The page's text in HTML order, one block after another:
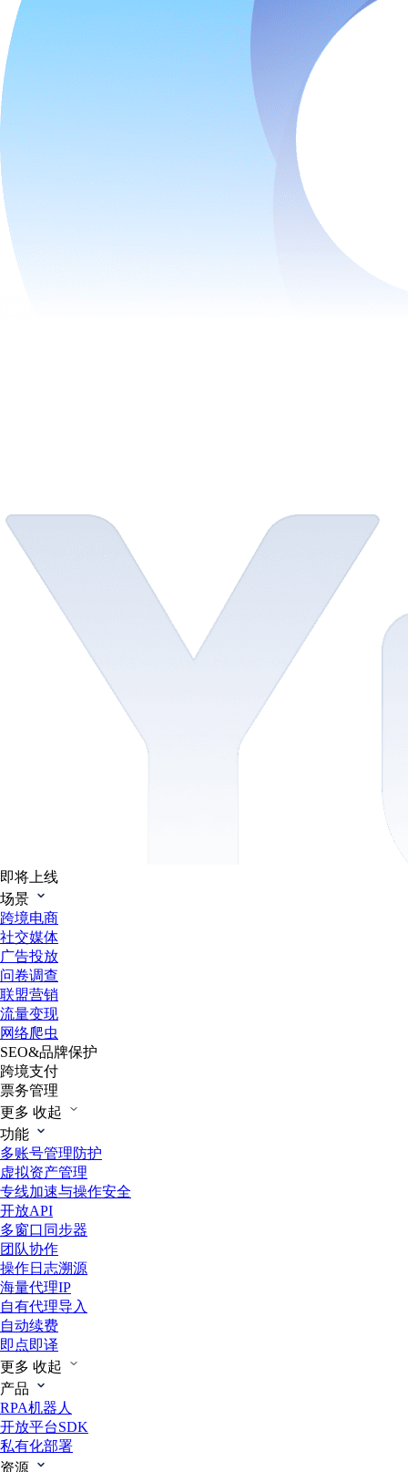
即将上线
场景
跨境电商
社交媒体
广告投放
问卷调查
联盟营销
流量变现
网络爬虫
SEO&品牌保护
跨境支付
票务管理
更多 收起
功能
多账号管理防护
虚拟资产管理
专线加速与操作安全
开放API
多窗口同步器
团队协作
操作日志溯源
海量代理IP
自有代理导入
自动续费
即点即译
更多 收起
产品
RPA机器人
开放平台SDK
私有化部署
资源